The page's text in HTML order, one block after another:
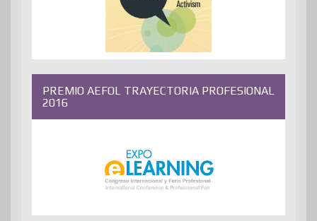
PREMIO AEFOL TRAYECTORIA PROFESIONAL
2016